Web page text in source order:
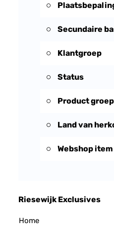
Secundaire
Klantgroep
Status
Product
Land van
Webshop item
Riesewijk Exclusives
Home